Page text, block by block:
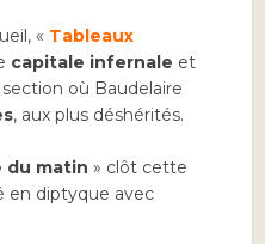
« Tableaux
capitale infernale et
où Baudelaire
, aux plus déshérités.
du matin » clôt cette
en diptyque avec